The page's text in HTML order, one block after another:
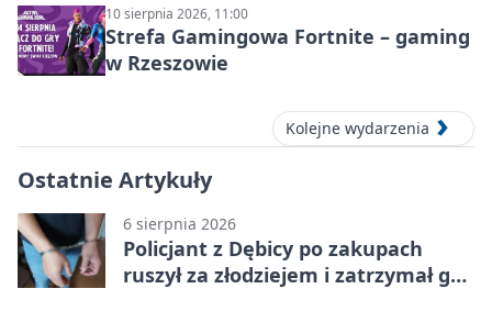
10 sierpnia 2026, 11:00
Strefa Gamingowa Fortnite – gaming
w Rzeszowie
Kolejne wydarzenia
Ostatnie Artykuły
6 sierpnia 2026
Policjant z Dębicy po zakupach
ruszył za złodziejem i zatrzymał go